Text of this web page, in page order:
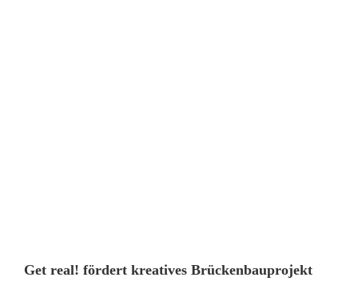
Get real! fördert kreatives Brückenbauprojekt